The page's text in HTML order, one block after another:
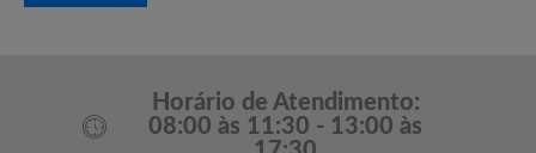
Horário de Atendimento:
08:00 às 11:30 - 13:00 às